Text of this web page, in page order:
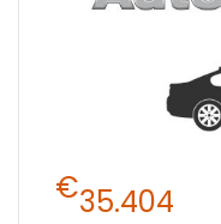
€35.404